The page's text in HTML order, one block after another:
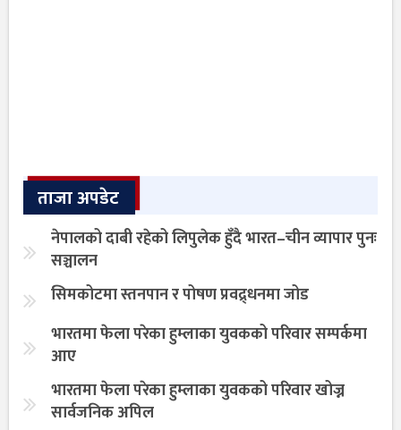
ताजा अपडेट
नेपालको दाबी रहेको लिपुलेक हुँदै भारत–चीन व्यापार पुनः
सञ्चालन
सिमकोटमा स्तनपान र पोषण प्रवद्र्धनमा जोड
भारतमा फेला परेका हुम्लाका युवकको परिवार सम्पर्कमा
आए
भारतमा फेला परेका हुम्लाका युवकको परिवार खोज्न
सार्वजनिक अपिल